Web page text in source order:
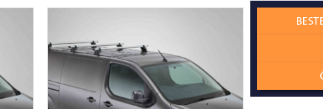
Dachgepäckträger
und erleben Sie Sicherheit, Komfort und Stil in
als je zuvor!